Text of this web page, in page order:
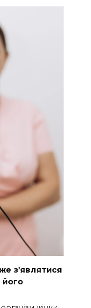
з’являтися
його